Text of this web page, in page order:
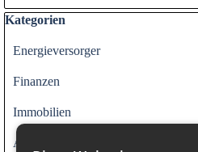
Block überspringen Kategorien
Kategorien
Energieversorger
Finanzen
Immobilien
Alle Kategorien